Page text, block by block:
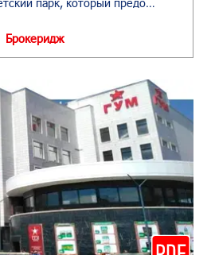
Брокеридж